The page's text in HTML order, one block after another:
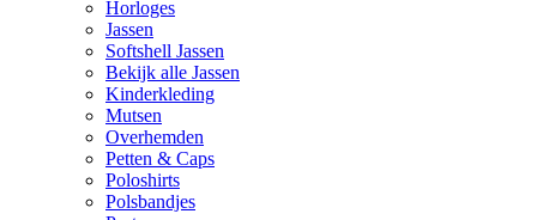
Horloges
Jassen
Softshell Jassen
Bekijk alle Jassen
Kinderkleding
Mutsen
Overhemden
Petten & Caps
Poloshirts
Polsbandjes